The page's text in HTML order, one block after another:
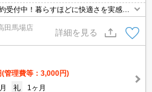
受付中！暮らすほどに快適さを実感で
の多さ！日常の買い物に便利！
田馬場店
詳細を見る
(管理費等：3,000円)
礼
1ヶ月